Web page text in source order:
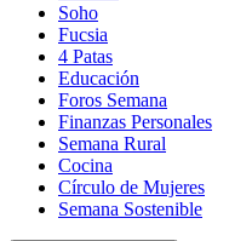
Soho
in
new
window
Fucsia
in
new
window
4 Patas
Educación
Foros Semana
Finanzas Personales
Semana Rural
Cocina
Círculo de Mujeres
Semana Sostenible